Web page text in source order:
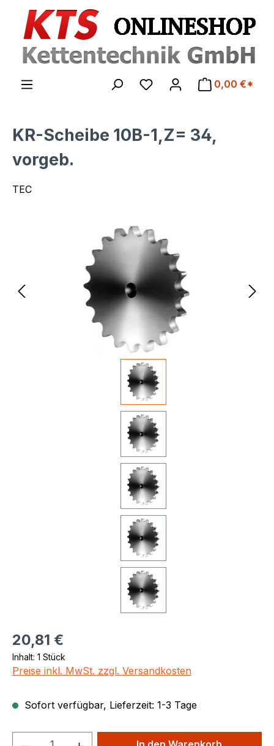
Zum Hauptinhalt springen
0,00 €*
KR-Scheibe 10B-1,Z= 34,
vorgeb.
TEC
Bildergalerie überspringen
Regulärer Preis:
20,81 €
Inhalt: 1 Stück
Preise inkl. MwSt. zzgl. Versandkosten
Sofort verfügbar, Lieferzeit: 1-3 Tage
Produkt Anzahl: Gib den